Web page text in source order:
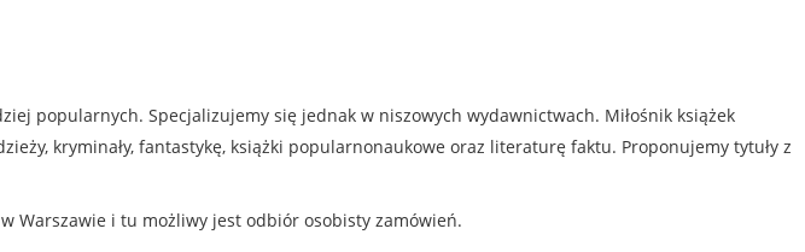
popularnych. Specjalizujemy się jednak w niszowych wydawnictwach. Miłośnik książek
kryminały, fantastykę, książki popularnonaukowe oraz literaturę faktu. Proponujemy tytuły z
Warszawie i tu możliwy jest odbiór osobisty zamówień.